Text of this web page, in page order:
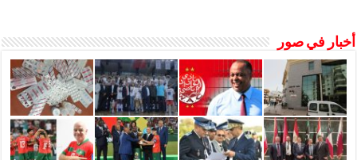
أخبار في صور